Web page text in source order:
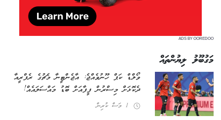
ADS BY OOREDOO
މަގުބޫލު ލިޔުންތައް
ވޯލްޑް ކަޕް ހޫނުވެއްޖެ: އާޖެންޓީނާ މެޗުގެ ރެފްރީއާ
ދެކޮޅަށް މިސްރުން ފީފާއަށް ބޮޑު މައްސަލައެއް!
1 މަސް ކުރިން